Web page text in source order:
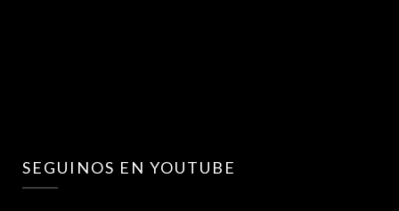
SEGUINOS EN YOUTUBE